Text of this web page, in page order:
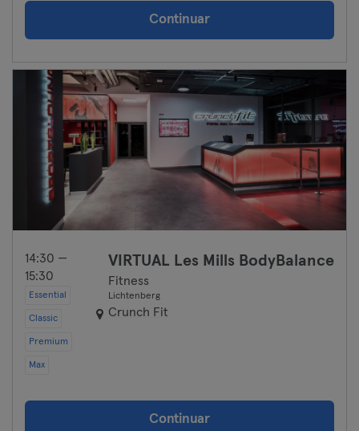
Continuar
14:30 —
15:30
Essential
Classic
Premium
Max
VIRTUAL Les Mills BodyBalance
Fitness
Lichtenberg
Crunch Fit
Continuar